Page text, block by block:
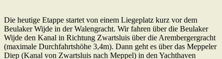
Die heutige Etappe startet von einem Liegeplatz kurz vor dem
Beulaker Wijde in der Walengracht. Wir fahren über die Beulaker
Wijde den Kanal in Richtung Zwartsluis über die Arembergergracht
(maximale Durchfahrtshöhe 3,4m). Dann geht es über das Meppeler
Diep (Kanal von Zwartsluis nach Meppel) in den Yachthaven